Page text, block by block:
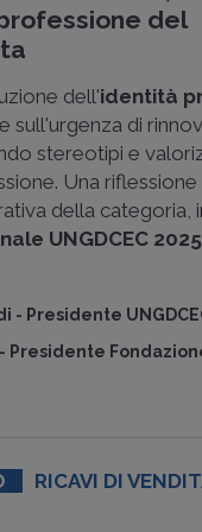
del
dell'identità
e sull'urgenza di
stereotipi e
Una
della categoria,
UNGDCEC 2025
- Presidente
- Presidente
RICAVI DI